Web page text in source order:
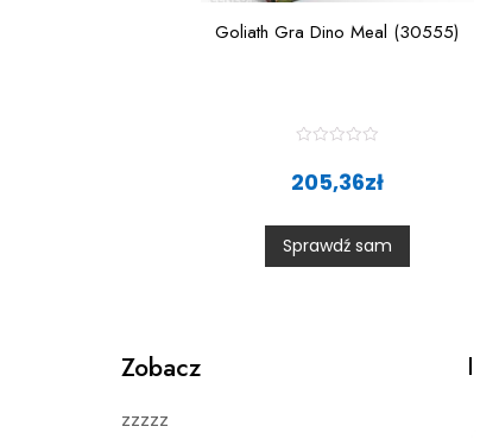
Goliath Gra Dino Meal (30555)
t
0
o
u
t
205,36zł
Sprawdź sam
Zobacz
zzzzz